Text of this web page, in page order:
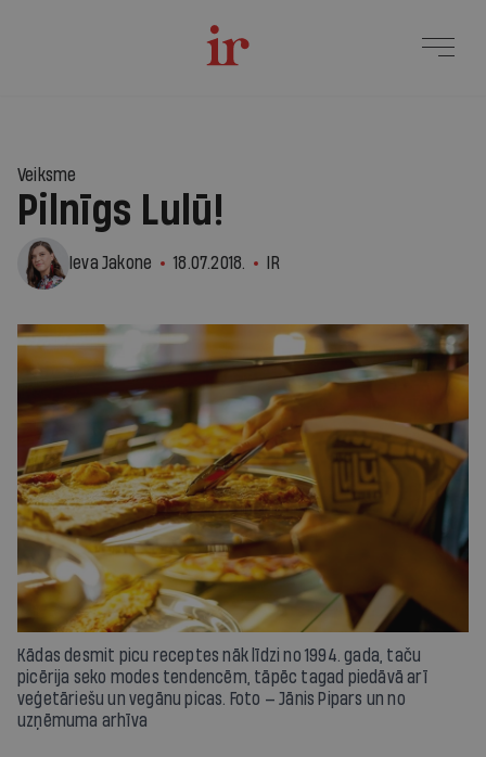
Veiksme
Pilnīgs Lulū!
Ieva Jakone 18.07.2018. IR
Kādas desmit picu receptes nāk līdzi no 1994. gada, taču
picērija seko modes tendencēm, tāpēc tagad piedāvā arī
veģetāriešu un vegānu picas. Foto — Jānis Pipars un no
uzņēmuma arhīva